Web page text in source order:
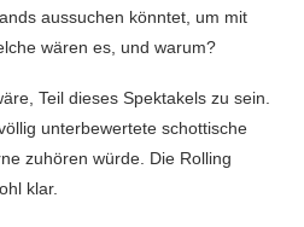
aussuchen könntet, um mit
wären es, und warum?
Teil dieses Spektakels zu sein.
unterbewertete schottische
zuhören würde. Die Rolling
klar.